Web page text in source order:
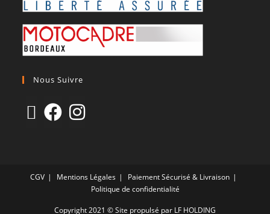
Nous Suivre
CGV Mentions Légales
Paiement Sécurisé & Livraison
Politique de confidentialité
Copyright 2021 © Site propulsé par LF HOLDING